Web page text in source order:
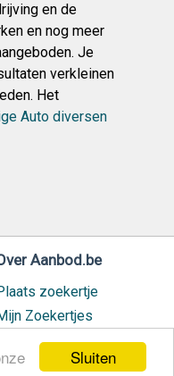
Sluiten
en de
en nog meer
Je
verkleinen
Het
Auto diversen
Aanbod.be
zoekertje
Zoekertjes
Contact / Helpdesk
geplaatst